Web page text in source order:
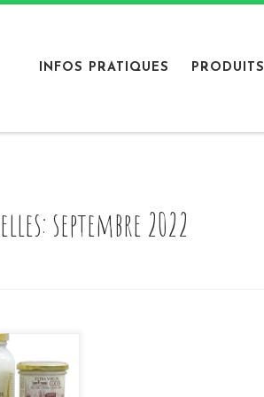
INFOS PRATIQUES PRODUITS
septembre 2022
est
raison